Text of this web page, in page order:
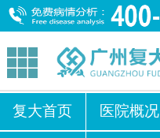
复大首页 医院概况